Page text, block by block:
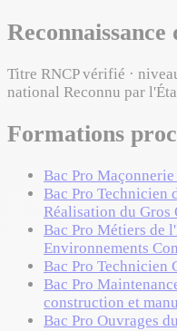
Titre RNCP vérifié ·
national Reconnu par
Formations
Bac Pro Maçonnerie
Bac Pro Technicien
Réalisation du
Bac Pro Métiers de
Environnements
Bac Pro Technicien
Bac Pro
construction et
Bac Pro Ouvrages